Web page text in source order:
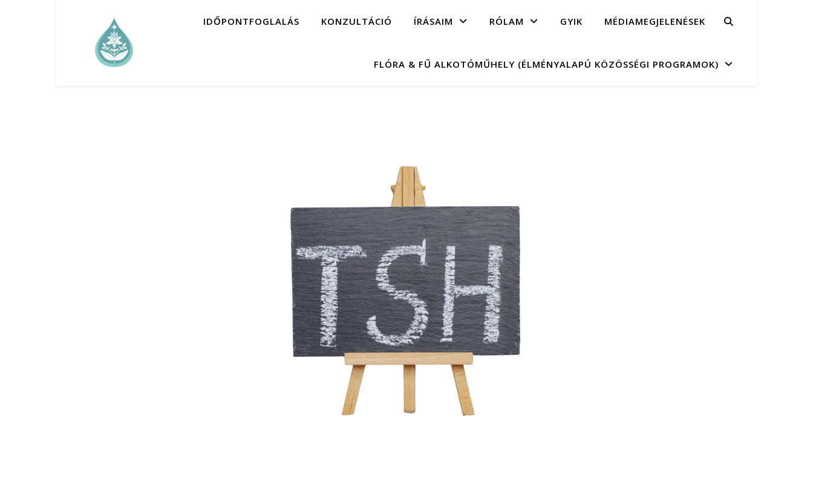
IDŐPONTFOGLALÁS KONZULTÁCIÓ ÍRÁSAIM RÓLAM GYIK MÉDIAMEGJELENÉSEK
FLÓRA & FŰ ALKOTÓMŰHELY (ÉLMÉNYALAPÚ KÖZÖSSÉGI PROGRAMOK)